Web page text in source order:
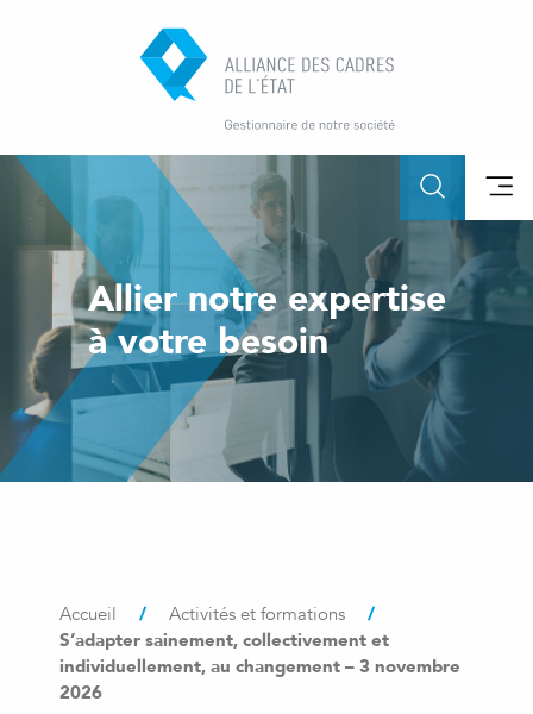
Allier notre expertise
à votre besoin
Accueil / Activités et formations
/
S’adapter sainement, collectivement et
individuellement, au changement – 3 novembre
2026